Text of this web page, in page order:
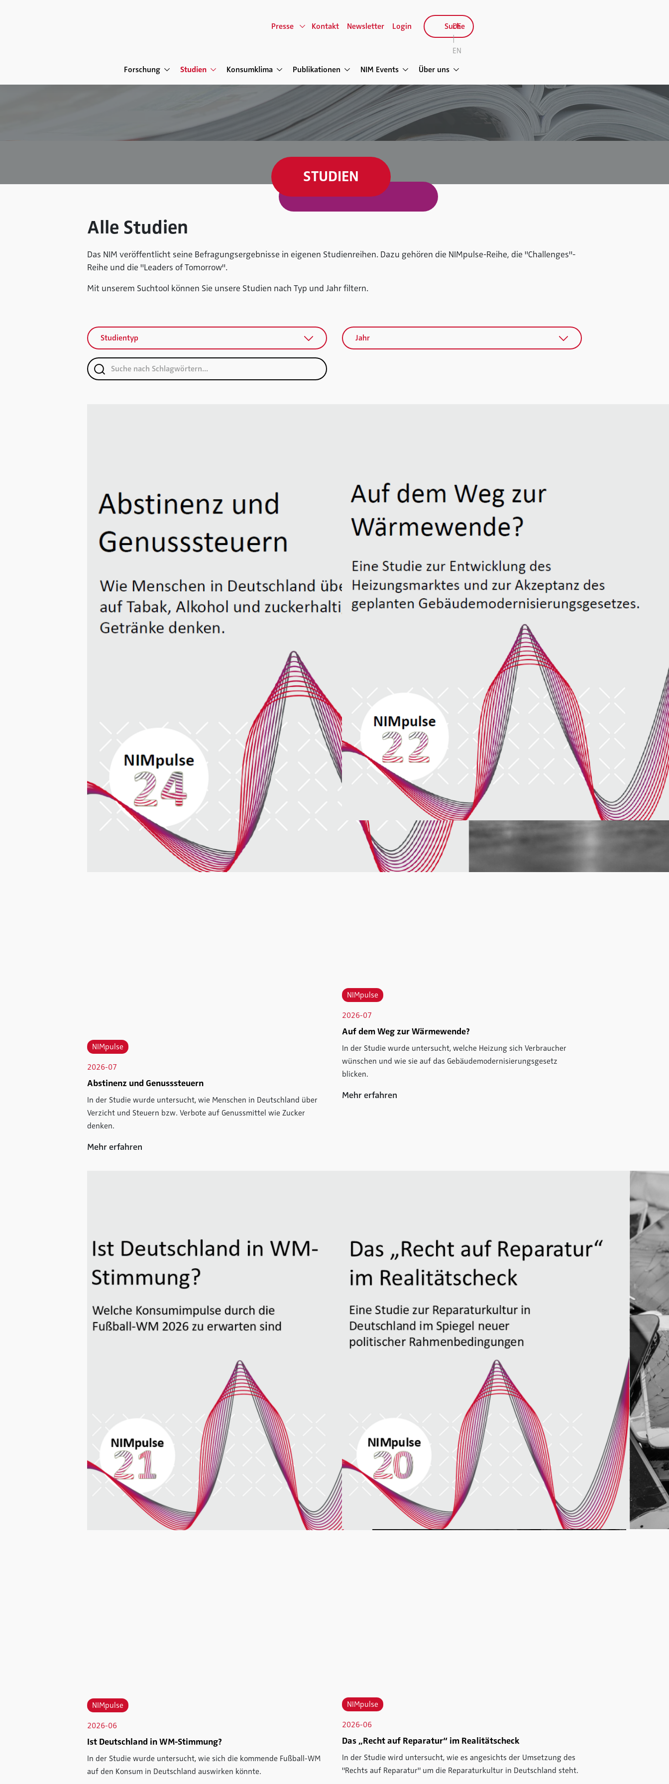
Forschung Studien Konsumklima Publikationen NIM Events Über uns
Presse Kontakt Newsletter Login Suche
DE
|
EN
STUDIEN
Alle Studien
Das NIM veröffentlicht seine Befragungsergebnisse in eigenen Studienreihen. Dazu gehören die NIMpulse-Reihe, die "Challenges"-
Reihe und die "Leaders of Tomorrow".
Mit unserem Suchtool können Sie unsere Studien nach Typ und Jahr filtern.
Studientyp Jahr
NIMpulse
2026-07
Abstinenz und Genusssteuern
In der Studie wurde untersucht, wie Menschen in Deutschland über
Verzicht und Steuern bzw. Verbote auf Genussmittel wie Zucker
denken.
Mehr erfahren
NIMpulse
2026-07
Auf dem Weg zur Wärmewende?
In der Studie wurde untersucht, welche Heizung sich Verbraucher
wünschen und wie sie auf das Gebäudemodernisierungsgesetz
blicken.
Mehr erfahren
NIMpulse
2026-06
Ist Deutschland in WM-Stimmung?
In der Studie wurde untersucht, wie sich die kommende Fußball-WM
auf den Konsum in Deutschland auswirken könnte.
NIMpulse
2026-06
Das „Recht auf Reparatur“ im Realitätscheck
In der Studie wird untersucht, wie es angesichts der Umsetzung des
"Rechts auf Reparatur" um die Reparaturkultur in Deutschland steht.